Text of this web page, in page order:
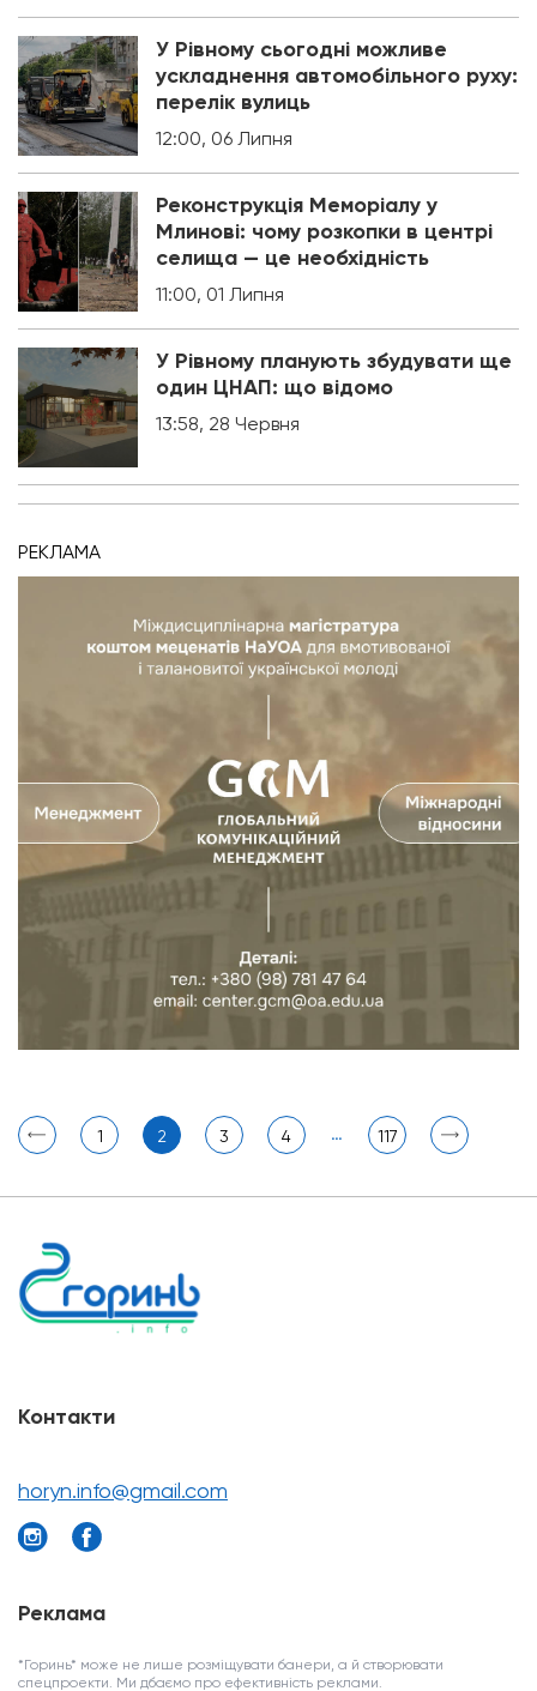
У Рівному сьогодні можливе
ускладнення автомобільного руху:
перелік вулиць
12:00, 06 Липня
Реконструкція Меморіалу у
Млинові: чому розкопки в центрі
селища — це необхідність
11:00, 01 Липня
У Рівному планують збудувати ще
один ЦНАП: що відомо
13:58, 28 Червня
РЕКЛАМА
1 2 3 4 … 117
Контакти
horyn.info@gmail.com
Реклама
*Горинь* може не лише розміщувати банери, а й створювати
спецпроекти. Ми дбаємо про ефективність реклами.